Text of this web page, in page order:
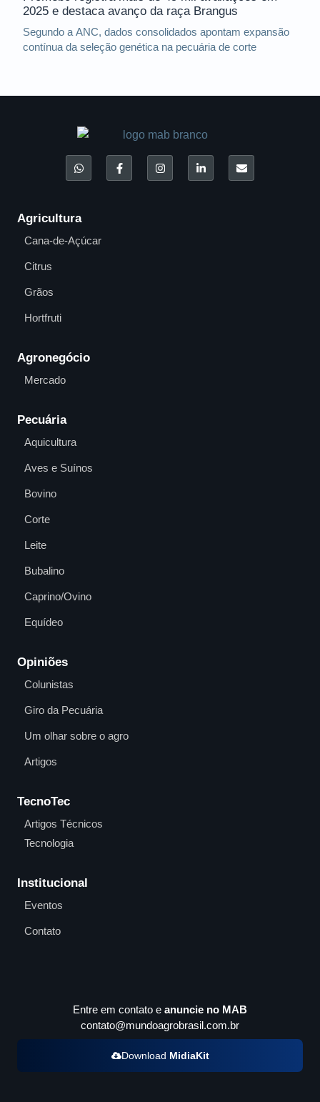
2025 e destaca avanço da raça Brangus
Segundo a ANC, dados consolidados apontam expansão
contínua da seleção genética na pecuária de corte
Agricultura
Cana-de-Açúcar
Citrus
Grãos
Hortfruti
Agronegócio
Mercado
Pecuária
Aquicultura
Aves e Suínos
Bovino
Corte
Leite
Bubalino
Caprino/Ovino
Equídeo
Opiniões
Colunistas
Giro da Pecuária
Um olhar sobre o agro
Artigos
TecnoTec
Artigos Técnicos
Tecnologia
Institucional
Eventos
Contato
Entre em contato e anuncie no MAB
contato@mundoagrobrasil.com.br
Download MidiaKit